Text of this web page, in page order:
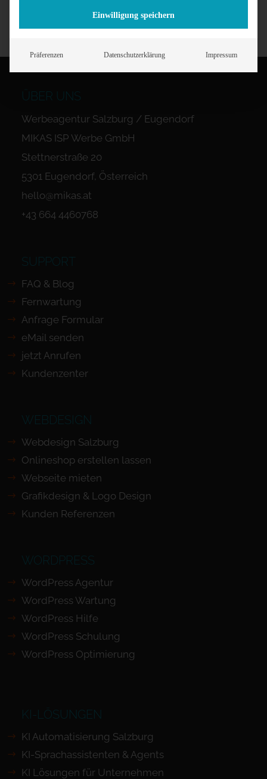
ÜBER UNS
Werbeagentur Salzburg / Eugendorf
MIKAS ISP Werbe GmbH
Stettnerstraße 20
5301 Eugendorf, Österreich
hello@mikas.at
+43 664 4460768
SUPPORT
FAQ & Blog
Fernwartung
Anfrage Formular
eMail senden
jetzt Anrufen
Kundenzenter
WEBDESIGN
Webdesign Salzburg
Onlineshop erstellen lassen
Webseite mieten
Grafikdesign & Logo Design
Kunden Referenzen
WORDPRESS
WordPress Agentur
WordPress Wartung
WordPress Hilfe
WordPress Schulung
WordPress Optimierung
KI-LÖSUNGEN
KI Automatisierung Salzburg
KI-Sprachassistenten & Agents
KI Lösungen für Unternehmen
Einwilligung speichern
Präferenzen Datenschutzerklärung Impressum